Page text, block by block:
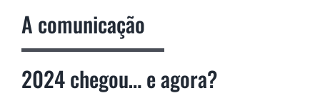
A comunicação
2024 chegou… e agora?